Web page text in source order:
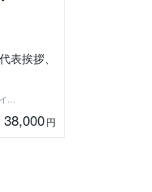
表挨拶、
NA_RU（フリーランスライター）
38,000円